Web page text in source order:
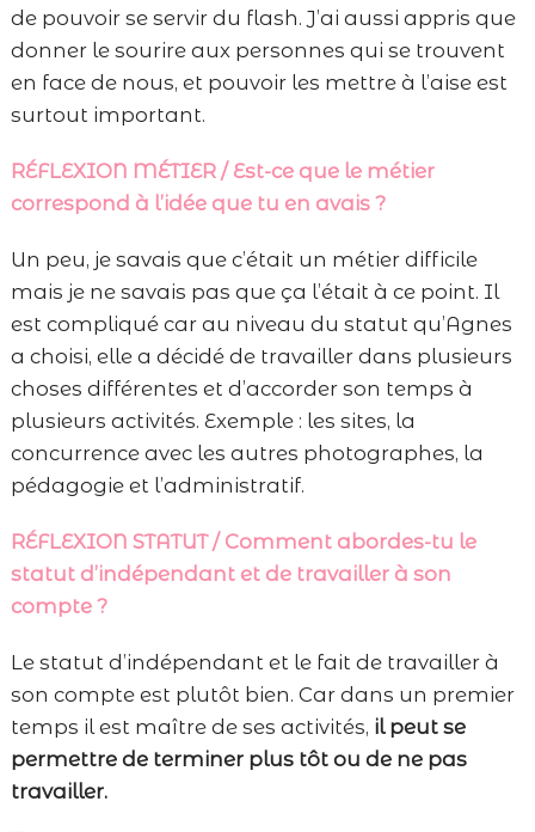
de pouvoir se servir du flash. J’ai aussi appris que
donner le sourire aux personnes qui se trouvent
en face de nous, et pouvoir les mettre à l’aise est
surtout important.
RÉFLEXION MÉTIER / Est-ce que le métier
correspond à l’idée que tu en avais ?
Un peu, je savais que c’était un métier difficile
mais je ne savais pas que ça l’était à ce point. Il
est compliqué car au niveau du statut qu’Agnes
a choisi, elle a décidé de travailler dans plusieurs
choses différentes et d’accorder son temps à
plusieurs activités. Exemple : les sites, la
concurrence avec les autres photographes, la
pédagogie et l’administratif.
RÉFLEXION STATUT / Comment abordes-tu le
statut d’indépendant et de travailler à son
compte ?
Le statut d’indépendant et le fait de travailler à
son compte est plutôt bien. Car dans un premier
temps il est maître de ses activités, il peut se
permettre de terminer plus tôt ou de ne pas
travailler.